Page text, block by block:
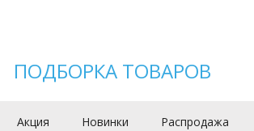
ПОДБОРКА ТОВАРОВ
Акция Новинки Распродажа